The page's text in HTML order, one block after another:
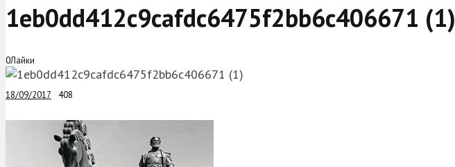
1eb0dd412c9cafdc6475f2bb6c406671 (1)
0Лайки
18/09/2017 408